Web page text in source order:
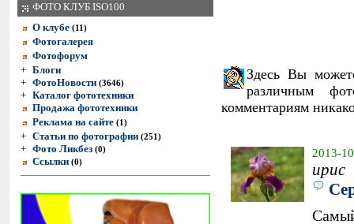
ФОТО КЛУБ ISO100
О клубе (11)
Фотогалерея
Фотофорум
+ Блоги
+ ФотоНовости (3646)
+ Каталог фототехники
Продажа фототехники
Реклама на сайте (1)
+ Статьи по фотографии (251)
+ Фото Ликбез (0)
Ссылки (0)
Здесь Вы
различным
комментариям
2013-
ирис